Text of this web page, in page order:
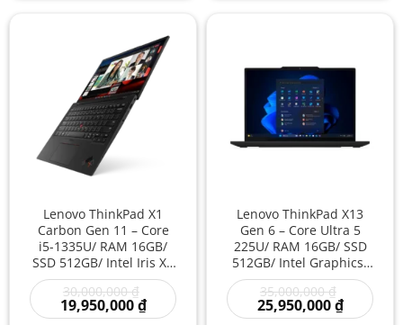
Lenovo ThinkPad X1
Carbon Gen 11 – Core
i5-1335U/ RAM 16GB/
SSD 512GB/ Intel Iris Xe
Graphics/ 14 inch –
Laptop Doanh Nhân
Cao Cấp Siêu Nhẹ Sang
30,000,000₫
gốc
là:
19,950,000₫Giá
hiện
Lenovo ThinkPad X13
Gen 6 – Core Ultra 5
225U/ RAM 16GB/ SSD
512GB/ Intel Graphics/
13.3 inch – Laptop
Doanh Nhân Siêu Gọn
Thế Hệ Mới Làm Việc
35,000,000₫
gốc
là:
25,950,000₫Giá
hiện